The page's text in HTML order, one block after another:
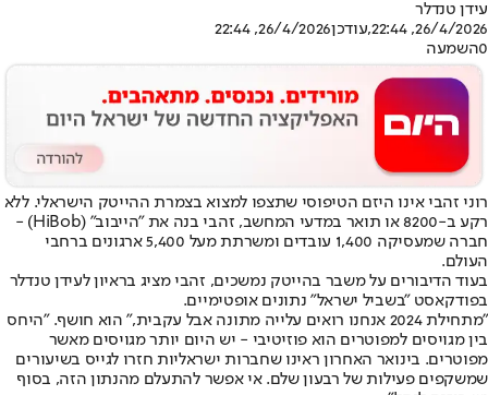
עידן טנדלר
26/4/2026, 22:44
,עודכן26/4/2026, 22:44
0השמעה
רוני זהבי אינו היזם הטיפוסי שתצפו למצוא בצמרת ההייטק הישראלי. ללא
רקע ב-8200 או תואר במדעי המחשב, זהבי בנה את "הייבוב" (HiBob) -
חברה שמעסיקה 1,400 עובדים ומשרתת מעל 5,400 ארגונים ברחבי
העולם.
בעוד הדיבורים על משבר בהייטק נמשכים, זהבי מציג בראיון לעידן טנדלר
בפודקאסט "בשביל ישראל" נתונים אופטימיים.
"מתחילת 2024 אנחנו רואים עלייה מתונה אבל עקבית," הוא חושף. "היחס
בין מגויסים למפוטרים הוא פוזיטיבי - יש היום יותר מגויסים מאשר
מפוטרים. בינואר האחרון ראינו שחברות ישראליות חזרו לגייס בשיעורים
שמשקפים פעילות של רבעון שלם. אי אפשר להתעלם מהנתון הזה, בסוף